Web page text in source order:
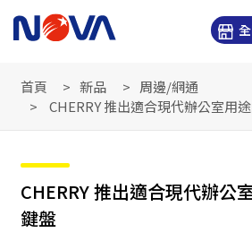
首頁 新品
周邊/網通
CHERRY 推出適合現代辦公室用
CHERRY 推出適合現代辦公
鍵盤